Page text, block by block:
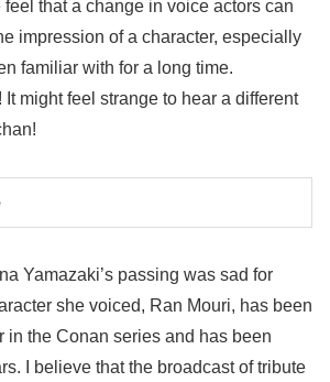
that a change in voice actors can
impression of a character, especially
familiar with for a long time.
It might feel strange to hear a different
Yamazaki’s passing was sad for
she voiced, Ran Mouri, has been
in the Conan series and has been
I believe that the broadcast of tribute